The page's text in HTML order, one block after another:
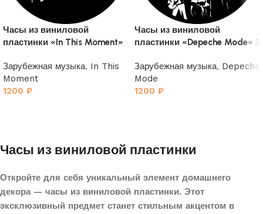
Часы из виниловой
пластинки «In This Moment»
Зарубежная музыка, In This
Moment
1200 ₽
Часы из виниловой
пластинки «Depeche Mode» 3
Зарубежная музыка, Depeche
Mode
1200 ₽
Часы из виниловой пластинки
Откройте для себя уникальный элемент домашнего
декора — часы из виниловой пластинки. Этот
эксклюзивный предмет станет стильным акцентом в